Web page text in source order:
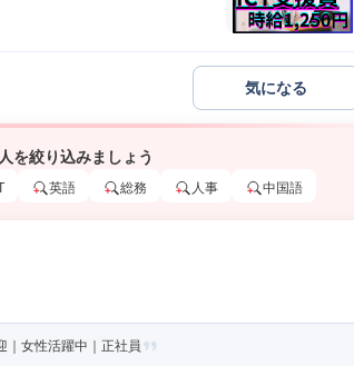
気になる
を絞り込みましょう
英語 総務 人事 中国語
｜女性活躍中｜正社員